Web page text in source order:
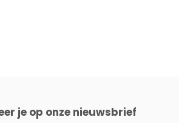
je op onze nieuwsbrief